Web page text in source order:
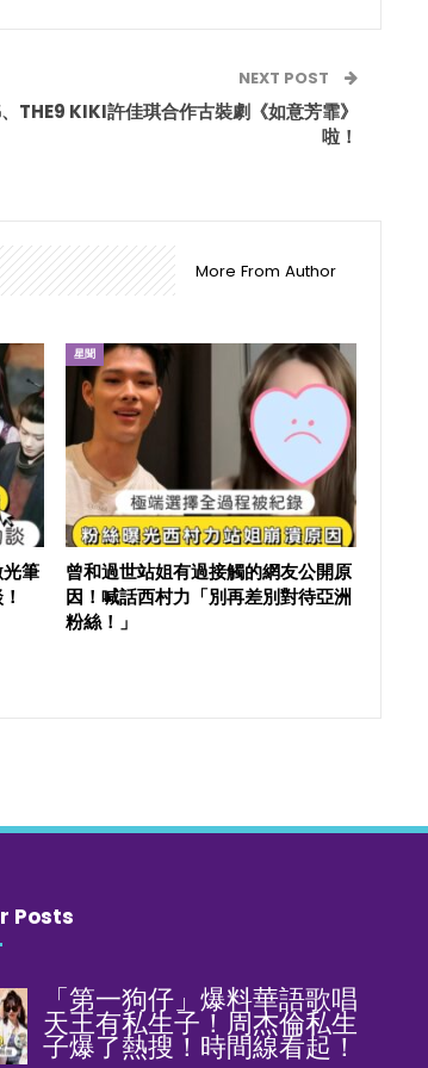
NEXT POST
THE9 KIKI許佳琪合作古裝劇《如意芳霏》
啦！
More From Author
筆
星聞
曾和過世站姐有過接觸的網友公開原
因！喊話西村力「別再差別對待亞洲
粉絲！」
Posts
「第一狗仔」爆料華語歌唱
天王有私生子！周杰倫私生
子爆了熱搜！時間線看起！